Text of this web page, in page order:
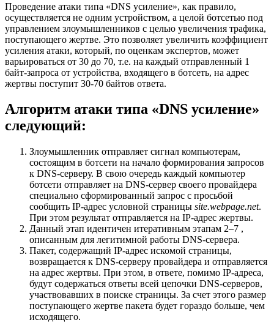
Проведение атаки типа «DNS усиление», как правило,
осуществляется не одним устройством, а целой ботсетью под
управлением злоумышленников с целью увеличения трафика,
поступающего жертве. Это позволяет увеличить коэффициент
усиления атаки, который, по оценкам экспертов, может
варьироваться от 30 до 70, т.е. на каждый отправленный 1
байт‑запроса от устройства, входящего в ботсеть, на адрес
жертвы поступит 30-70 байтов ответа.
Алгоритм атаки типа «DNS усиление»
следующий:
Злоумышленник отправляет сигнал компьютерам,
состоящим в ботсети на начало формирования запросов
к DNS-серверу. В свою очередь каждый компьютер
ботсети отправляет на DNS-сервер своего провайдера
специально сформированный запрос с просьбой
сообщить IP-адрес условной страницы site.webpage.net.
При этом результат отправляется на IP-адрес жертвы.
Данный этап идентичен итеративным этапам 2–7 ,
описанным для легитимной работы DNS-сервера.
Пакет, содержащий IP-адрес искомой страницы,
возвращается к DNS‑серверу провайдера и отправляется
на адрес жертвы. При этом, в ответе, помимо IP‑адреса,
будут содержаться ответы всей цепочки DNS-серверов,
участвовавших в поиске страницы. За счет этого размер
поступающего жертве пакета будет гораздо больше, чем
исходящего.